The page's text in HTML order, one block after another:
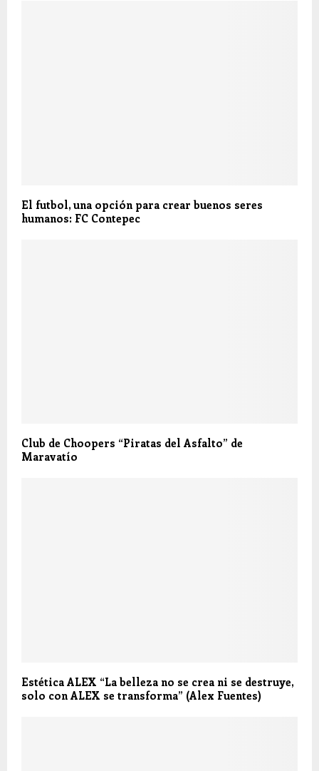
El futbol, una opción para crear buenos seres
humanos: FC Contepec
Club de Choopers “Piratas del Asfalto” de
Maravatío
Estética ALEX “La belleza no se crea ni se destruye,
solo con ALEX se transforma” (Alex Fuentes)